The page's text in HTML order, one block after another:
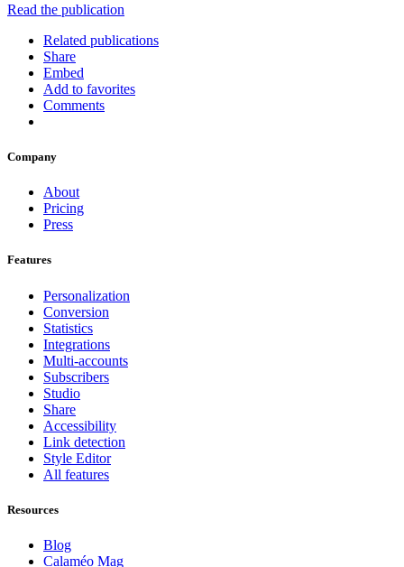
Read the publication
Related publications
Share
Embed
Add to favorites
Comments
Company
About
Pricing
Press
Features
Personalization
Conversion
Statistics
Integrations
Multi-accounts
Subscribers
Studio
Share
Accessibility
Link detection
Style Editor
All features
Resources
Blog
Calaméo Mag